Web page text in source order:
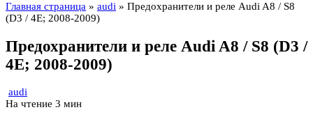
Главная страница » audi » Предохранители и реле Audi A8 / S8
(D3 / 4E; 2008-2009)
Предохранители и реле Audi A8 / S8 (D3 /
4E; 2008-2009)
audi
На чтение 3 мин